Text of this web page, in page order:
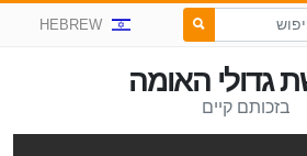
HEBREW
גדולי האומה
בזכותם קיים